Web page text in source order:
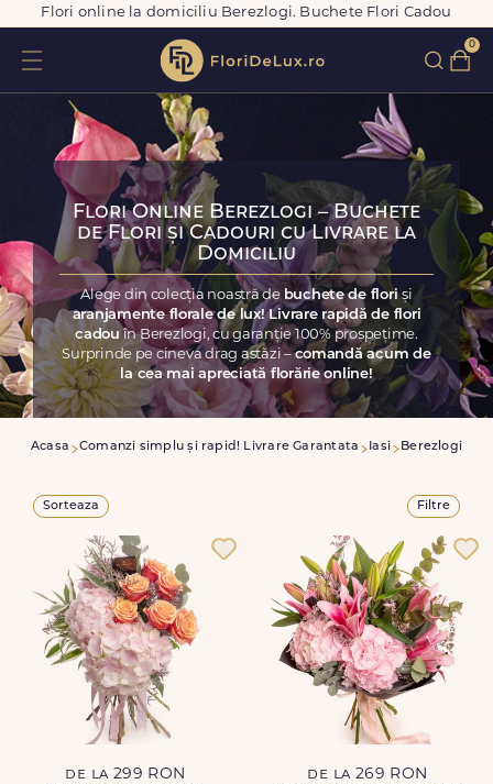
Flori online la domiciliu Berezlogi. Buchete Flori Cadou
0
Flori Online Berezlogi – Buchete
de Flori și Cadouri cu Livrare la
Domiciliu
Alege din colecția noastră de buchete de floriși
aranjamente florale de lux! Livrare rapidă de flori
cadouîn Berezlogi, cu garanție 100% prospețime.
Surprinde pe cineva drag astăzi –comandă acum de
la cea mai apreciată florărie online!
Acasa Comanzi simplu și rapid! Livrare Garantata Iasi Berezlogi
Sorteaza Filtre
de la 299 RON
de la 269 RON